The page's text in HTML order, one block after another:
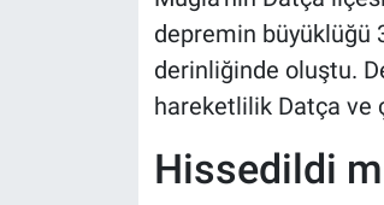
depremin büyüklüğü
derinliğinde oluştu.
hareketlilik Datça ve
Hissedildi